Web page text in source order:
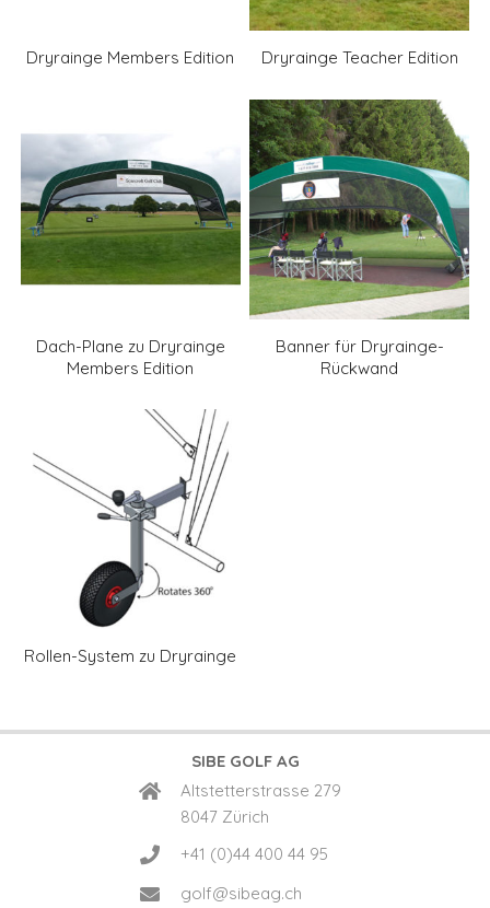
Dryrainge Members Edition Dryrainge Teacher Edition
Dach-Plane zu Dryrainge
Members Edition
Banner für Dryrainge-
Rückwand
Rollen-System zu Dryrainge
SIBE GOLF AG
Altstetterstrasse 279
8047 Zürich
+41 (0)44 400 44 95
golf@sibeag.ch